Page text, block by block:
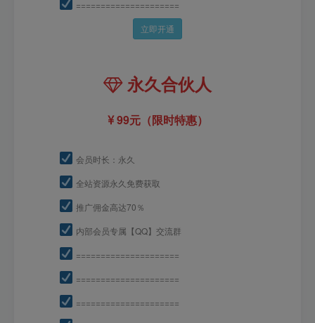
=====================
立即开通
永久合伙人
99元（限时特惠）
会员时长：永久
全站资源永久免费获取
推广佣金高达70％
内部会员专属【QQ】交流群
=====================
=====================
=====================